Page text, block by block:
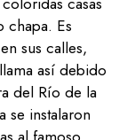
chapa. Es
sus calles,
así debido
del Río de la
se instalaron